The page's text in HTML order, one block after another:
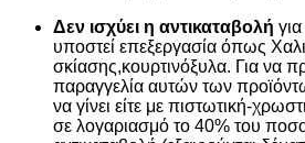
Δεν ισχύει η αντικαταβολή
υποστεί επεξεργασία όπως
σκίασης,κουρτινόξυλα. Για να
παραγγελία αυτών των
να γίνει είτε με πιστωτική-
σε λογαριασμό το 40% του